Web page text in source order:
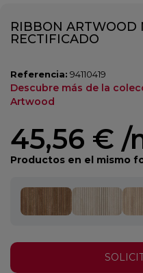
RIBBON ARTWOOD
RECTIFICADO
Referencia: 94110419
Descubre más de la
Artwood
45,56 € /
Productos en el mismo